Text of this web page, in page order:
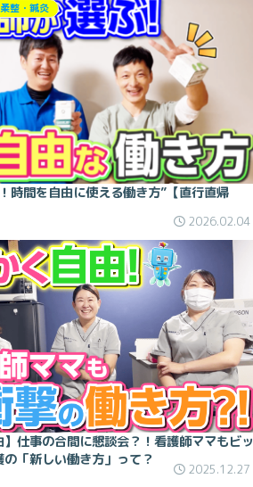
整・鍼灸
時間を自由に使える働き方”【直行直帰
2026.02.04
】仕事の合間に懇談会？！看護師ママもビッ
「新しい働き方」って？
2025.12.27